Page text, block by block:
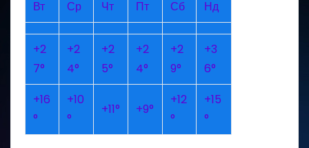
Вт
Ср Чт Пт Сб Нд
+2
7°
+2
4°
+2
5°
+2
4°
+2
9°
+3
6°
+16
°
+10
°
+11° +9°
+12
°
+15
°